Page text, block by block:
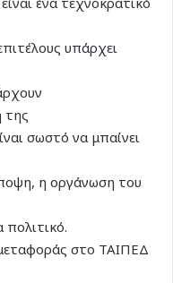
υπάρχει
της
σωστό να μπαίνει
η οργάνωση του
στο ΤΑΙΠΕΔ